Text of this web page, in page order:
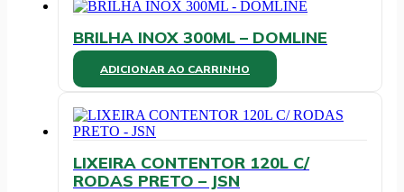
na
do
BRILHA INOX 300ML – DOMLINE
ADICIONAR AO CARRINHO
LIXEIRA CONTENTOR 120L C/
RODAS PRETO – JSN